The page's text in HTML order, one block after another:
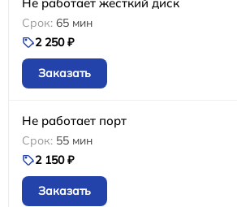
65 мин
2 250 ₽
Заказать
Не работает порт
55 мин
2 150 ₽
Заказать